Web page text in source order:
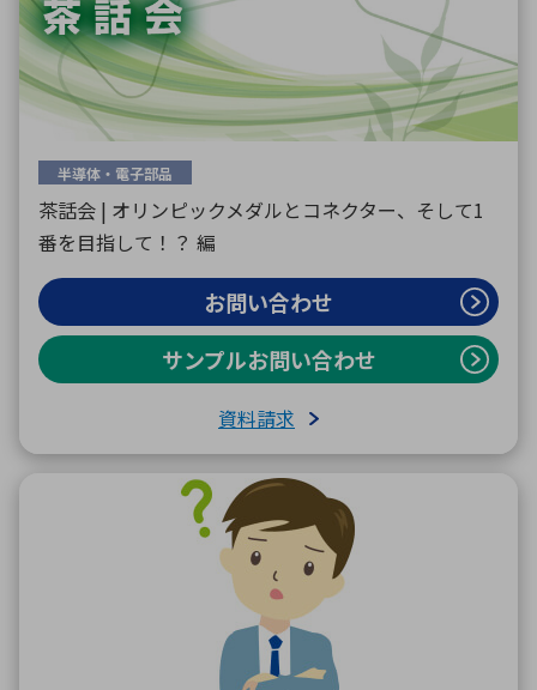
半導体・電子部品
茶話会 | オリンピックメダルとコネクター、そして1
番を目指して！？ 編
お問い合わせ
サンプルお問い合わせ
資料請求